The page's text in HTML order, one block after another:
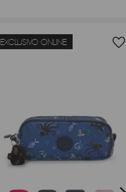
EXCLUSIVO ONLINE